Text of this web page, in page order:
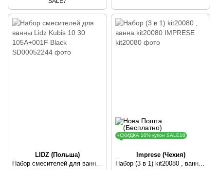
LIDZ (Польша)
+СКИДКА 10% купон SALE10
Imprese (Чехия)